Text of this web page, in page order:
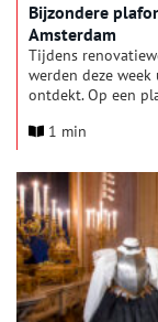
Bijzondere
Amsterdam
Tijdens
werden deze
ontdekt. Op een
Vastgoed, wenst
voorkomen.
1 min